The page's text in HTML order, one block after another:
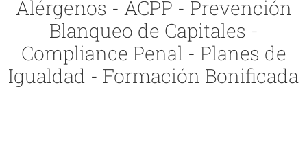
Alérgenos - ACPP - Prevención
Blanqueo de Capitales -
Compliance Penal - Planes de
Igualdad - Formación Bonificada